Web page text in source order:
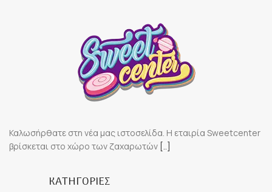
Καλωσήρθατε στη νέα μας ιστοσελίδα. Η εταιρία Sweetcenter
βρίσκεται στο χώρο των ζαχαρωτών [..]
ΚΑΤΗΓΟΡΙΕΣ